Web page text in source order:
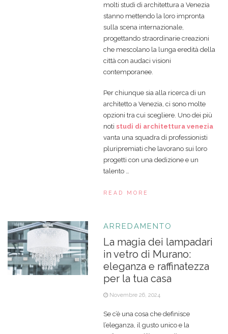
molti studi di architettura a Venezia
stanno mettendo la loro impronta
sulla scena internazionale,
progettando straordinarie creazioni
che mescolano la lunga eredità della
città con audaci visioni
contemporanee.
Per chiunque sia alla ricerca di un
architetto a Venezia, ci sono molte
opzioni tra cui scegliere. Uno dei più
notistudi di architettura venezia
vanta una squadra di professionisti
pluripremiati che lavorano sui loro
progetti con una dedizione e un
talento …
READ MORE
ARREDAMENTO
La magia dei lampadari
in vetro di Murano:
eleganza e raffinatezza
per la tua casa
Novembre 26, 2024
Se c’è una cosa che definisce
l’eleganza, il gusto unico e la